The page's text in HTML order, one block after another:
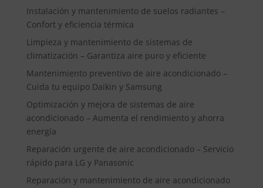
Instalación y mantenimiento de suelos radiantes –
Confort y eficiencia térmica
Limpieza y mantenimiento de sistemas de
climatización – Garantiza aire puro y eficiente
Mantenimiento preventivo de aire acondicionado –
Cuida tu equipo Daikin y Samsung
Optimización y mejora de sistemas de aire
acondicionado – Aumenta el rendimiento y ahorra
energía
Reparación urgente de aire acondicionado – Servicio
rápido para LG y Panasonic
Reparación y mantenimiento de aire acondicionado